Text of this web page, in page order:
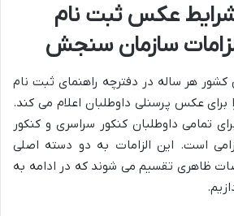
عکس ثبت نام
هر ساله در دفترچه راهنمای ثبت نام
برای عکس پرسنلی داوطلبان اعلام می کند.
تمامی داوطلبان کنکور سراسری و کنکور
است. این الزامات به دو دسته اصلی
ظاهری تقسیم می شوند که در ادامه به